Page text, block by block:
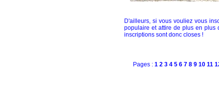
D'ailleurs, si vous vouliez vous
populaire et attire de plus en
inscriptions sont donc closes !
Pages : 1 2 3 4 5 6 7 8 9 10 11